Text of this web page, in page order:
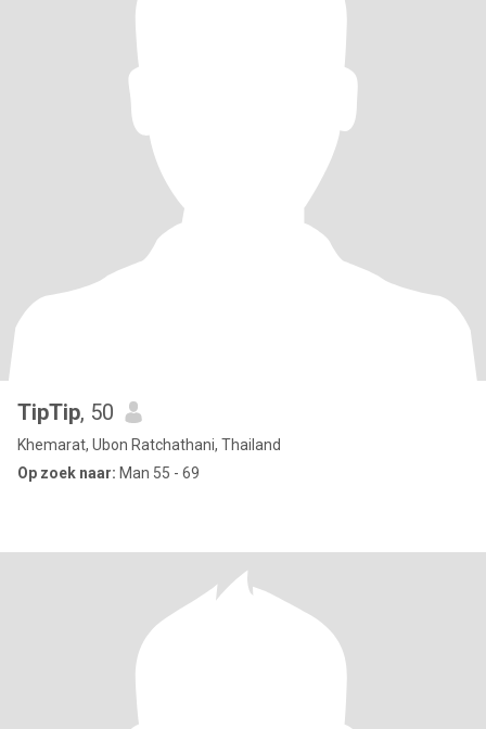
TipTip, 50
Khemarat, Ubon Ratchathani, Thailand
Op zoek naar: Man 55 - 69